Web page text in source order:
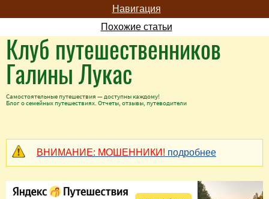
Навигация
Похожие статьи
Клуб путешественников
Галины Лукас
Самостоятельные путешествия — доступны каждому!
Блог о семейных путешествиях. Отчеты, отзывы, путеводители
ВНИМАНИЕ: МОШЕННИКИ! подробнее